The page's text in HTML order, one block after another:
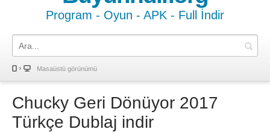
Program - Oyun - APK - Full İndir
Masaüstü görünümü
Chucky Geri Dönüyor 2017
Türkçe Dublaj indir